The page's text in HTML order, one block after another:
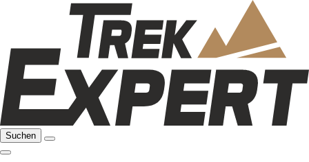
Suchen